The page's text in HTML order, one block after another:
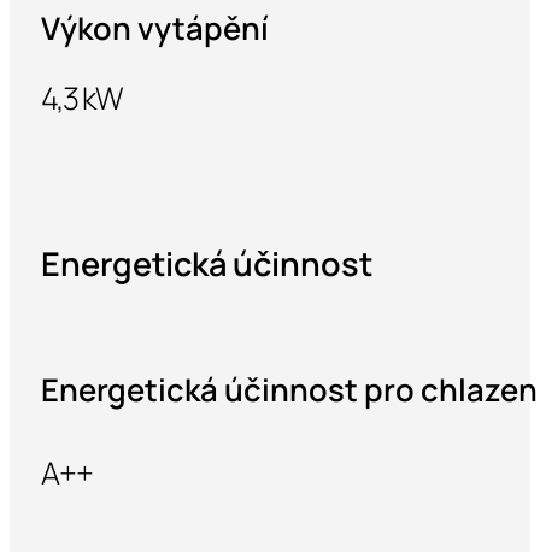
Výkon vytápění
4,3 kW
Energetická účinnost
Energetická účinnost pro
A++